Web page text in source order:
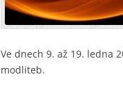
Ve dnech 9. až 19. ledna
modliteb.